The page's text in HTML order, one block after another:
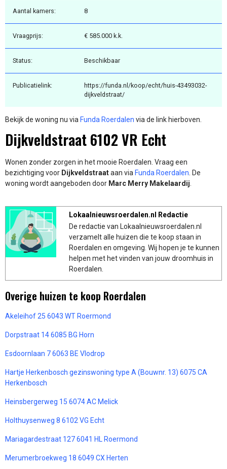
Aantal kamers: 8
Vraagprijs: € 585.000 k.k.
Status: Beschikbaar
Publicatielink:
https://funda.nl/koop/echt/huis-43493032-
dijkveldstraat/
Bekijk de woning nu via Funda Roerdalen via de link hierboven.
Dijkveldstraat 6102 VR Echt
Wonen zonder zorgen in het mooie Roerdalen. Vraag een
bezichtiging voor Dijkveldstraataan via Funda Roerdalen . De
woning wordt aangeboden door Marc Merry Makelaardij
Lokaalnieuwsroerdalen.nl Redactie
De redactie van Lokaalnieuwsroerdalen.nl
verzamelt alle huizen die te koop staan in
Roerdalen en omgeving. Wij hopen je te kunnen
helpen met het vinden van jouw droomhuis in
Roerdalen.
Overige huizen te koop Roerdalen
Akeleihof 25 6043 WT Roermond
Dorpstraat 14 6085 BG Horn
Esdoornlaan 7 6063 BE Vlodrop
Hartje Herkenbosch gezinswoning type A (Bouwnr. 13) 6075 CA
Herkenbosch
Heinsbergerweg 15 6074 AC Melick
Holthuysenweg 8 6102 VG Echt
Mariagardestraat 127 6041 HL Roermond
Merumerbroekweg 18 6049 CX Herten